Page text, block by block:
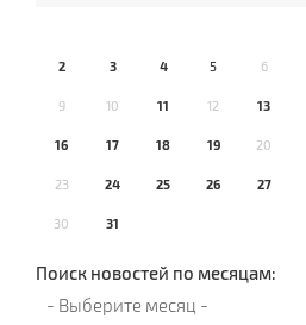
2 3 4 5 6
9 10 11 12 13
16 17 18 19 20
23 24 25 26 27
30 31
Поиск новостей по месяцам: